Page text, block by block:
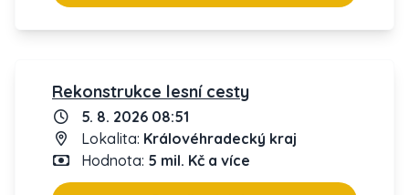
Rekonstrukce lesní cesty
5. 8. 2026 08:51
Lokalita: Královéhradecký kraj
Hodnota: 5 mil. Kč a více